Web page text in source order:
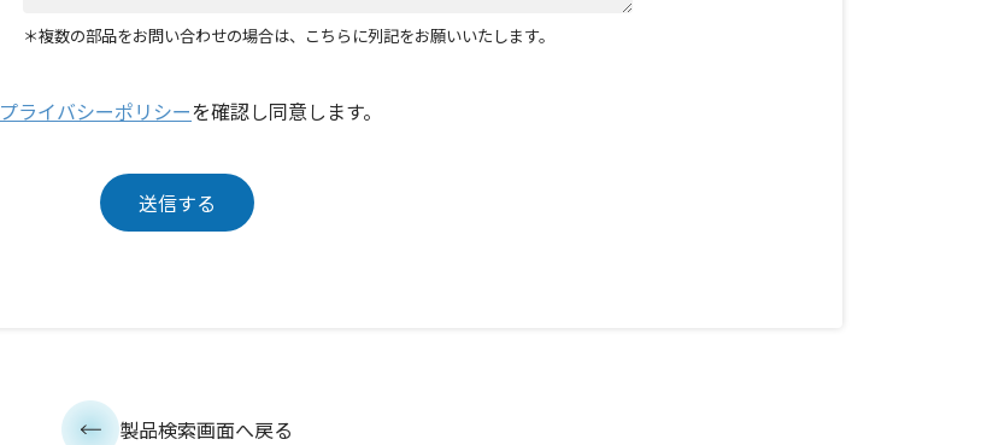
＊複数の部品をお問い合わせの場合は、こちらに列記をお願いいたします。
プライバシーポリシーを確認し同意します。
製品検索画面へ戻る